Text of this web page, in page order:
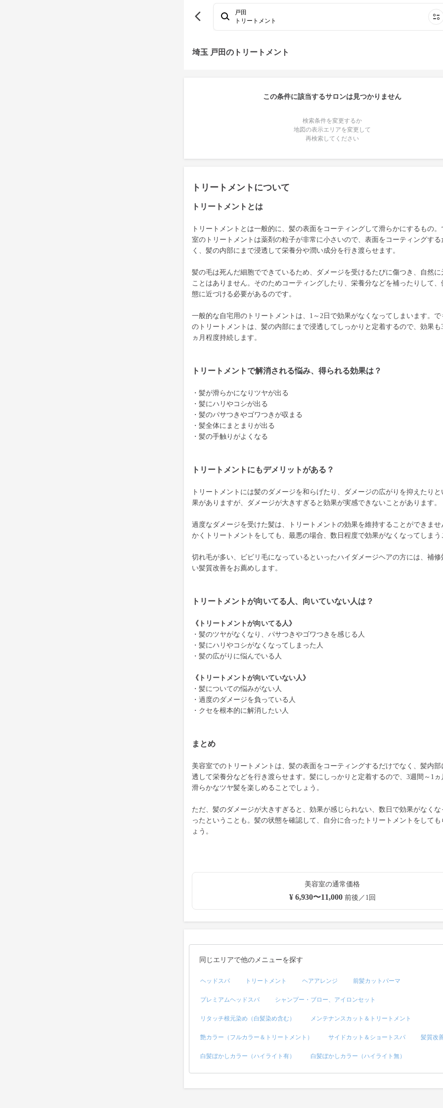
戸田
トリートメント
埼玉 戸田のトリートメント
この条件に該当するサロンは見つかりません
検索条件を変更するか
地図の表示エリアを変更して
再検索してください
トリートメントについて
トリートメントとは
トリートメントとは一般的に、髪の表面をコーティングして滑らかにするもの。
室のトリートメントは薬剤の粒子が非常に小さいので、表面をコーティングする
く、髪の内部にまで浸透して栄養分や潤い成分を行き渡らせます。
髪の毛は死んだ細胞でできているため、ダメージを受けるたびに傷つき、自然に
ことはありません。そのためコーティングしたり、栄養分などを補ったりして、
態に近づける必要があるのです。
一般的な自宅用のトリートメントは、1～2日で効果がなくなってしまいます。で
のトリートメントは、髪の内部にまで浸透してしっかりと定着するので、効果も
ヵ月程度持続します。
トリートメントで解消される悩み、得られる効果は？
・髪が滑らかになりツヤが出る
・髪にハリやコシが出る
・髪のパサつきやゴワつきが収まる
・髪全体にまとまりが出る
・髪の手触りがよくなる
トリートメントにもデメリットがある？
トリートメントには髪のダメージを和らげたり、ダメージの広がりを抑えたりと
果がありますが、ダメージが大きすぎると効果が実感できないことがあります。
過度なダメージを受けた髪は、トリートメントの効果を維持することができませ
かくトリートメントをしても、最悪の場合、数日程度で効果がなくなってしまう
切れ毛が多い、ビビリ毛になっているといったハイダメージヘアの方には、補修
い髪質改善をお薦めします。
トリートメントが向いてる人、向いていない人は？
《トリートメントが向いてる人》
・髪のツヤがなくなり、パサつきやゴワつきを感じる人
・髪にハリやコシがなくなってしまった人
・髪の広がりに悩んでいる人
《トリートメントが向いていない人》
・髪についての悩みがない人
・過度のダメージを負っている人
・クセを根本的に解消したい人
まとめ
美容室でのトリートメントは、髪の表面をコーティングするだけでなく、髪内部
透して栄養分などを行き渡らせます。髪にしっかりと定着するので、3週間～1ヵ
滑らかなツヤ髪を楽しめることでしょう。
ただ、髪のダメージが大きすぎると、効果が感じられない、数日で効果がなくな
ったということも。髪の状態を確認して、自分に合ったトリートメントをしても
ょう。
美容室の通常価格
¥ 6,930〜11,000前後／1回
同じエリアで他のメニューを探す
ヘッドスパ トリートメント ヘアアレンジ 前髪カットパーマ
プレミアムヘッドスパ シャンプー・ブロー、アイロンセット
リタッチ根元染め（白髪染め含む） メンテナンスカット＆トリートメント
艶カラー（フルカラー＆トリートメント） サイドカット＆ショートスパ 髪質改
白髪ぼかしカラー（ハイライト有） 白髪ぼかしカラー（ハイライト無）